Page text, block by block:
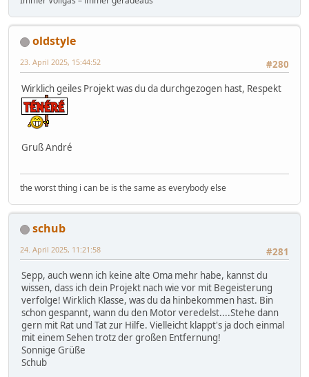
oldstyle
#280
23. April 2025, 15:44:52
Wirklich geiles Projekt was du da durchgezogen hast, Respekt
Gruß André
the worst thing i can be is the same as everybody else
schub
#281
24. April 2025, 11:21:58
Sepp, auch wenn ich keine alte Oma mehr habe, kannst du
wissen, dass ich dein Projekt nach wie vor mit Begeisterung
verfolge! Wirklich Klasse, was du da hinbekommen hast. Bin
schon gespannt, wann du den Motor veredelst....Stehe dann
gern mit Rat und Tat zur Hilfe. Vielleicht klappt's ja doch einmal
mit einem Sehen trotz der großen Entfernung!
Sonnige Grüße
Schub